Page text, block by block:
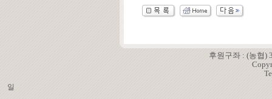
후원구좌 : (농협)
일